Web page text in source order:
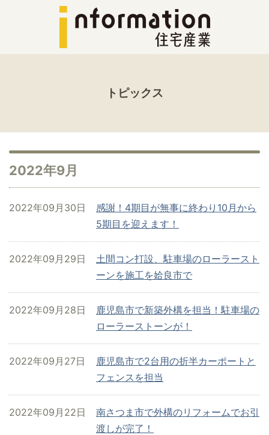
トピックス
2022年9月
感謝！4期目が無事に終わり10月から
5期目を迎えます！
2022年09月30日
土間コン打設、駐車場のローラースト
ーンを施工を姶良市で
2022年09月29日
鹿児島市で新築外構を担当！駐車場の
ローラーストーンが！
2022年09月28日
鹿児島市で2台用の折半カーポートと
フェンスを担当
2022年09月27日
南さつま市で外構のリフォームでお引
渡しが完了！
2022年09月22日